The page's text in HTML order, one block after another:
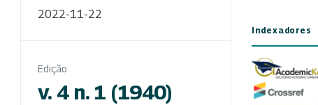
2022-11-22
Edição
v. 4 n. 1 (1940)
Indexadores